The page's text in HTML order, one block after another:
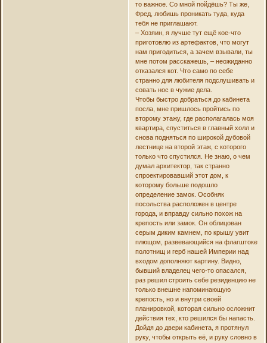
то важное. Со мной пойдёшь? Ты же,
Фред, любишь проникать туда, куда
тебя не приглашают.
– Хозяин, я лучше тут ещё кое-что
приготовлю из артефактов, что могут
нам пригодиться, а зачем взывали, ты
мне потом расскажешь, – неожиданно
отказался кот. Что само по себе
странно для любителя подслушивать и
совать нос в чужие дела.
Чтобы быстро добраться до кабинета
посла, мне пришлось пройтись по
второму этажу, где располагалась моя
квартира, спуститься в главный холл и
снова подняться по широкой дубовой
лестнице на второй этаж, с которого
только что спустился. Не знаю, о чем
думал архитектор, так странно
спроектировавший этот дом, к
которому больше подошло
определение замок. Особняк
посольства расположен в центре
города, и вправду сильно похож на
крепость или замок. Он облицован
серым диким камнем, по крышу увит
плющом, развевающийся на флагштоке
полотнищ и герб нашей Империи над
входом дополняют картину. Видно,
бывший владелец чего-то опасался,
раз решил строить себе резиденцию не
только внешне напоминающую
крепость, но и внутри своей
планировкой, которая сильно осложнит
действия тех, кто решился бы напасть.
Дойдя до двери кабинета, я протянул
руку, чтобы открыть её, и руку словно в